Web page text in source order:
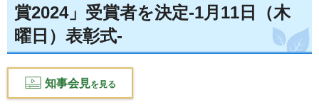
賞2024」受賞者を決定-1月11日（木
曜日）表彰式-
知事会見を見る